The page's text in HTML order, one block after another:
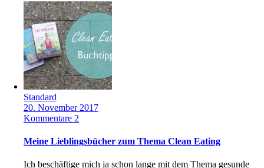
Standard
20. November 2017
Kommentare 2
Meine Lieblingsbücher zum Thema Clean Eating
Ich beschäftige mich ja schon lange mit dem Thema gesunde